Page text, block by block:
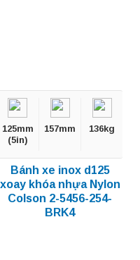
125mm
(5in)
157mm 136kg
Bánh xe inox d125
xoay khóa nhựa Nylon
Colson 2-5456-254-
BRK4